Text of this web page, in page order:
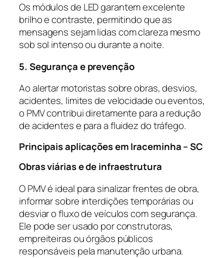
Os módulos de LED garantem excelente
brilho e contraste, permitindo que as
mensagens sejam lidas com clareza mesmo
sob sol intenso ou durante a noite.
5. Segurança e prevenção
Ao alertar motoristas sobre obras, desvios,
acidentes, limites de velocidade ou eventos,
o PMV contribui diretamente para a redução
de acidentes e para a fluidez do tráfego.
Principais aplicações em Iraceminha – SC
Obras viárias e de infraestrutura
O PMV é ideal para sinalizar frentes de obra,
informar sobre interdições temporárias ou
desviar o fluxo de veículos com segurança.
Ele pode ser usado por construtoras,
empreiteiras ou órgãos públicos
responsáveis pela manutenção urbana.